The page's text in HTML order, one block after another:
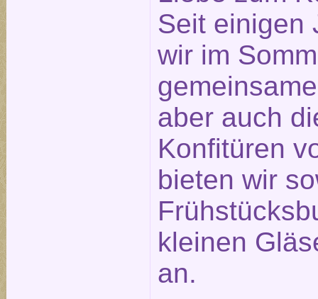
Seit einigen
wir im
aber auch
Konfitüren
bieten wir
kleinen
an.